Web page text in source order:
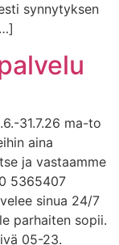
synnytyksen
31.7.26 ma-to
aina
ja vastaamme
5365407
sinua 24/7
parhaiten sopii.
05-23.